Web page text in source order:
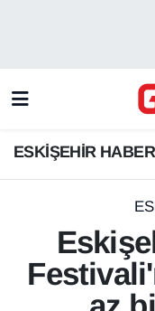
ESKİŞEHİR HABER
GÜNDEM
Odunpazarı
Süper Lig
Tüm Manşetler
Son Dakika
Haber Arşivi